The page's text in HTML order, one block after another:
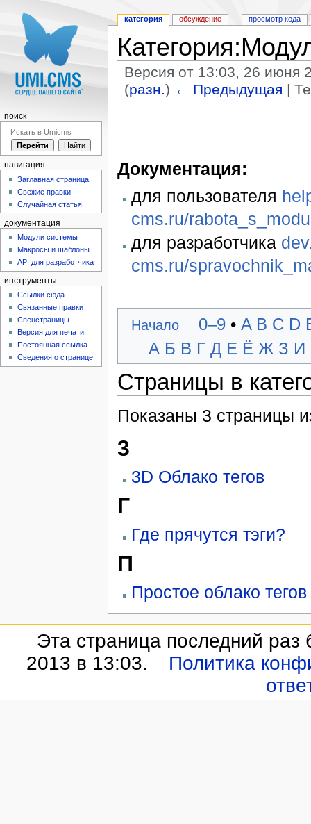
Версия от 13:03, 26 июня
(разн.) ← Предыдущая |
Документация:
для пользователя
cms.ru/
для разработчика
cms.ru/
Начало 0–9 •A B C D
А Б В Г Д Е Ё Ж З И
Страницы в
Показаны 3 страницы
3
3D Облако тегов
Г
Где прячутся тэги?
П
Простое облако тегов
категория обсуждение просмотр кода
поиск
навигация
Заглавная страница
Свежие правки
Случайная статья
документация
Модули системы
Макросы и шаблоны
API для разработчика
инструменты
Ссылки сюда
Связанные правки
Спецстраницы
Версия для печати
Постоянная ссылка
Сведения о странице
Эта страница последний
2013 в 13:03.
Политика